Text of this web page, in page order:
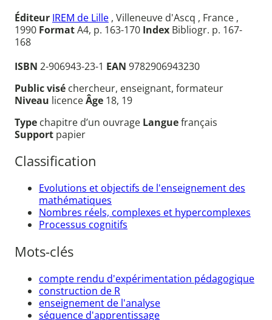
Éditeur IREM de Lille , Villeneuve d'Ascq , France ,
1990 FormatA4, p. 163-170 Index Bibliogr. p. 167-
168
ISBN 2-906943-23-1 EAN 9782906943230
Public visé chercheur, enseignant, formateur
Niveau licenceÂge 18, 19
Type chapitre d’un ouvrage Languefrançais
Support papier
Classification
Evolutions et objectifs de l'enseignement des
mathématiques
Nombres réels, complexes et hypercomplexes
Processus cognitifs
Mots-clés
compte rendu d'expérimentation pédagogique
construction de R
enseignement de l'analyse
séquence d'apprentissage